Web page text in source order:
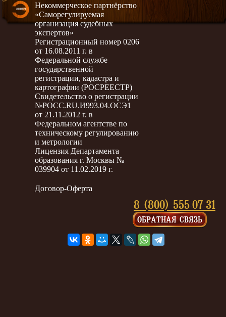
Некоммерческое партнёрство
«Саморегулируемая
организация судебных
экспертов»
Регистрационный номер 0206
от 16.08.2011 г. в
Федеральной службе
государственной
регистрации, кадастра и
картографии (РОСРЕЕСТР)
Свидетельство о регистрации
№РОСС.RU.И993.04.ОСЭ1
от 21.11.2012 г. в
Федеральном агентстве по
техническому регулированию
и метрологии
Лицензия Департамента
образования г. Москвы №
039904 от 11.02.2019 г.
Договор-Оферта
8 (800) 555-07-31
ОБРАТНАЯ СВЯЗЬ